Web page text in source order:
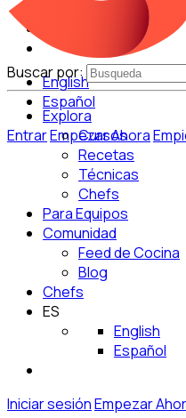
English
Español
EntrarEmpezar Ahora
Buscar por:
Explora
Cursos
Recetas
Técnicas
Chefs
Para Equipos
Comunidad
Feed de Cocina
Blog
Chefs
ES
English
Español
Iniciar sesiónEmpezar